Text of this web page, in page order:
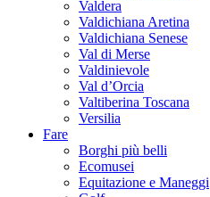
Valdera
Valdichiana Aretina
Valdichiana Senese
Val di Merse
Valdinievole
Val d’Orcia
Valtiberina Toscana
Versilia
Fare
Borghi più belli
Ecomusei
Equitazione e Maneggi